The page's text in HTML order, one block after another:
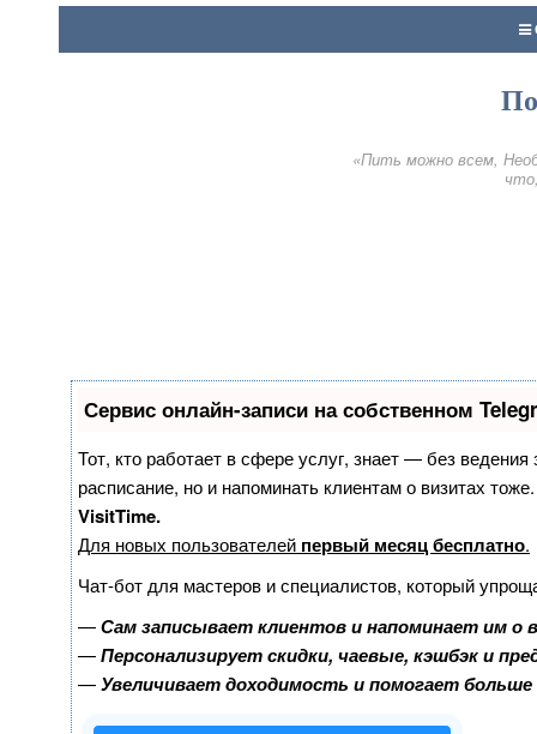
«Пить можно всем,
Сервис онлайн-записи на собственном
Тот, кто работает в сфере услуг, знает — без
расписание, но и напоминать клиентам о визитах
VisitTime.
Для новых пользователей первый месяц бесплатно.
Чат-бот для мастеров и специалистов, который
—Сам записывает клиентов и напоминает им о
—Персонализирует скидки, чаевые, кэшбэк и
—Увеличивает доходимость и помогает